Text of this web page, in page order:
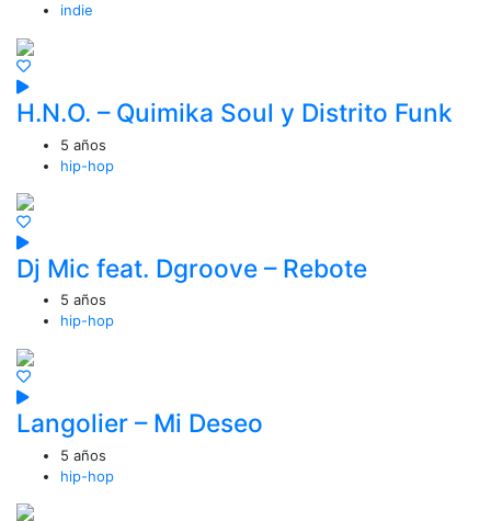
indie
H.N.O. – Quimika Soul y Distrito Funk
5 años
hip-hop
Dj Mic feat. Dgroove – Rebote
5 años
hip-hop
Langolier – Mi Deseo
5 años
hip-hop